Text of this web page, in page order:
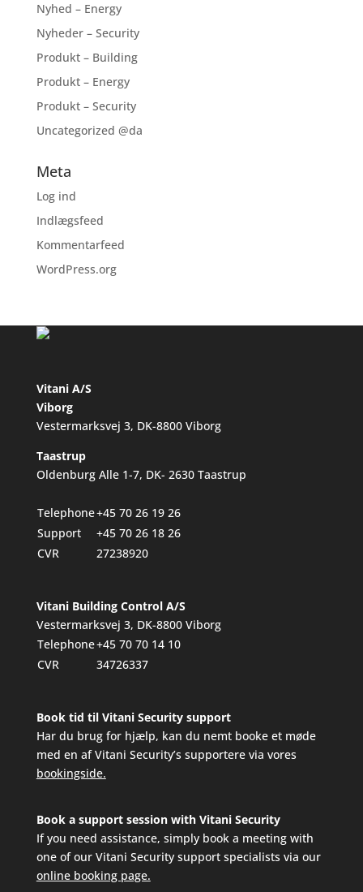
Nyhed – Energy
Nyheder – Security
Produkt – Building
Produkt – Energy
Produkt – Security
Uncategorized @da
Meta
Log ind
Indlægsfeed
Kommentarfeed
WordPress.org
Vitani A/S
Viborg
Vestermarksvej 3, DK-8800 Viborg
Taastrup
Oldenburg Alle 1-7, DK- 2630 Taastrup
Telephone+45 70 26 19 26
Support
+45 70 26 18 26
CVR
27238920
Vitani Building Control A/S
Vestermarksvej 3, DK-8800 Viborg
Telephone+45 70 70 14 10
CVR
34726337
Book tid til Vitani Security support
Har du brug for hjælp, kan du nemt booke et møde
med en af Vitani Security’s supportere via vores
bookingside.
Book a support session with Vitani Security
If you need assistance, simply book a meeting with
one of our Vitani Security support specialists via our
online booking page.